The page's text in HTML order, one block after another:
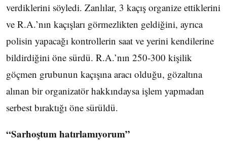
verdiklerini söyledi. Zanlılar, 3 kaçış organize ettiklerini
ve R.A.’nın kaçışları görmezlikten geldiğini, ayrıca
polisin yapacağı kontrollerin saat ve yerini kendilerine
bildirdiğini öne sürdü. R.A.’nın 250-300 kişilik
göçmen grubunun kaçışına aracı olduğu, gözaltına
alınan bir organizatör hakkındaysa işlem yapmadan
serbest bıraktığı öne sürüldü.
“Sarhoştum hatırlamıyorum”